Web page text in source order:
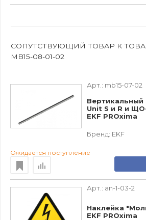
СОПУТСТВУЮЩИЙ ТОВАР К
MB15-08-01-02
Арт.: mb15-07-02
Unit S и R и
EKF PROxima
Бренд: EKF
Ожидается поступление
Арт.: an-1-03-2
Наклейка
EKF PROxima